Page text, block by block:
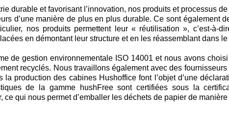
durable et favorisant l’innovation, nos produits et processus
d’une manière de plus en plus durable. Ce sont également
nos produits permettent leur « réutilisation », c’est-à-
en démontant leur structure et en les réassemblant dans
de gestion environnementale ISO 14001 et nous avons
recyclés. Nous travaillons également avec des
production des cabines Hushoffice font l’objet d’une
de la gamme hushFree sont certifiées sous la
qui nous permet d’emballer les déchets de papier de